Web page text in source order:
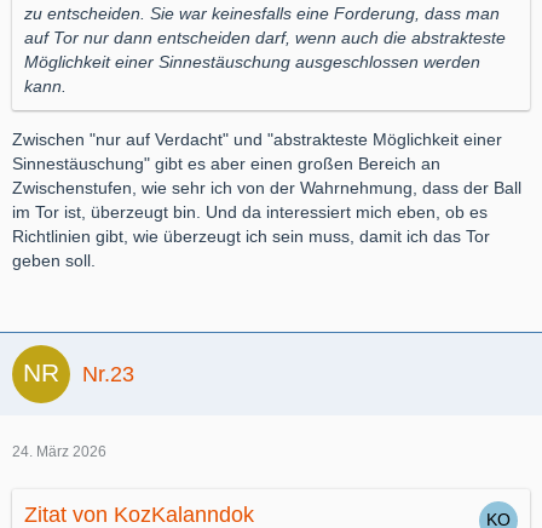
zu entscheiden. Sie war keinesfalls eine Forderung, dass man
auf Tor nur dann entscheiden darf, wenn auch die abstrakteste
Möglichkeit einer Sinnestäuschung ausgeschlossen werden
kann.
Zwischen "nur auf Verdacht" und "abstrakteste Möglichkeit einer
Sinnestäuschung" gibt es aber einen großen Bereich an
Zwischenstufen, wie sehr ich von der Wahrnehmung, dass der Ball
im Tor ist, überzeugt bin. Und da interessiert mich eben, ob es
Richtlinien gibt, wie überzeugt ich sein muss, damit ich das Tor
geben soll.
Nr.23
24. März 2026
Zitat von KozKalanndok